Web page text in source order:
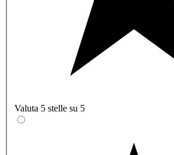
Valuta 5 stelle su 5